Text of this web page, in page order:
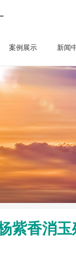
案例展示 新闻
紫香消